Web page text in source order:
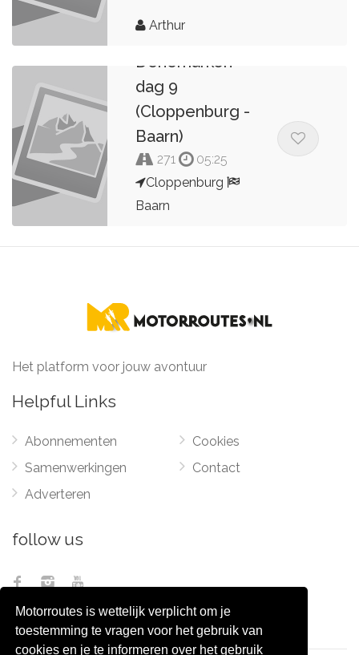
Motorroutes is wettelijk verplicht om je
toestemming te vragen voor het gebruik van
cookies en je te informeren over het gebruik
Arthur
9 dagen
Denemarken
dag 9
(Cloppenburg -
Baarn)
271
05:25
Cloppenburg
Baarn
Het platform voor jouw avontuur
Helpful Links
Abonnementen
Samenwerkingen
Adverteren
Cookies
Contact
follow us